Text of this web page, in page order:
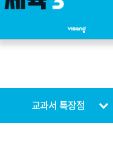
교과서 특장점